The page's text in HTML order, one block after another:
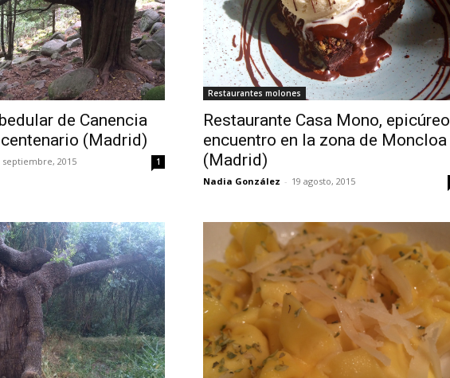
de Canencia
(Madrid)
septiembre, 2015 1
Restaurantes molones
Restaurante Casa Mono, epicúreo
encuentro en la zona de Moncloa
(Madrid)
Nadia González - 19 agosto, 2015